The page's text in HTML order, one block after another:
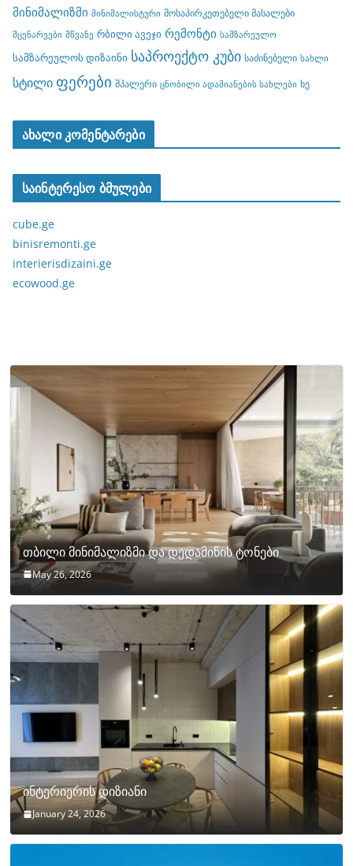
მინიმალიზმი მინიმალისტური მოსაპირკეთებელი მასალები
მცენარეები მწვანე რბილი ავეჯი რემონტი სამზარეულო
სამზარეულოს დიზაინი საპროექტო კუბი საძინებელი სახლი
სტილი ფერები შპალერი ცნობილი ადამიანების სახლები ხე
ახალი კომენტარები
საინტერესო ბმულები
cube.ge
binisremonti.ge
interierisdizaini.ge
ecowood.ge
თბილი მინიმალიზმი და დედამიწის ტონები
May 26, 2026
ინტერიერის დიზიანი
January 24, 2026